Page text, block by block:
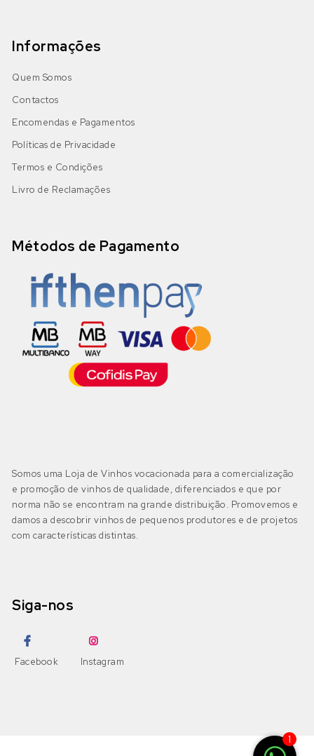
Informações
Quem Somos
Contactos
Encomendas e Pagamentos
Políticas de Privacidade
Termos e Condições
Livro de Reclamações
Métodos de Pagamento
Somos uma Loja de Vinhos vocacionada para a comercialização
e promoção de vinhos de qualidade, diferenciados e que por
norma não se encontram na grande distribuição. Promovemos e
damos a descobrir vinhos de pequenos produtores e de projetos
com características distintas.
Siga-nos
Facebook Instagram
1